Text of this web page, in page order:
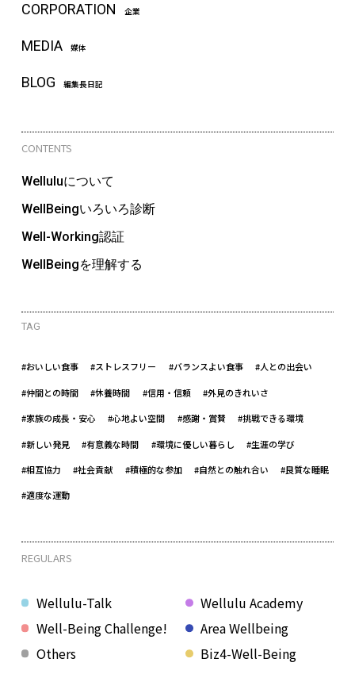
CORPORATION 企業
MEDIA 媒体
BLOG 編集長日記
CONTENTS
Welluluについて
WellBeingいろいろ診断
Well-Working認証
WellBeingを理解する
TAG
#おいしい食事 #ストレスフリー #バランスよい食事 #人との出会い
#仲間との時間 #休養時間 #信用・信頼 #外見のきれいさ
#家族の成長・安心 #心地よい空間 #感謝・賞賛 #挑戦できる環境
#新しい発見 #有意義な時間 #環境に優しい暮らし #生涯の学び
#相互協力 #社会貢献 #積極的な参加 #自然との触れ合い #良質な睡眠
#適度な運動
REGULARS
Wellulu-Talk
Well-Being Challenge!
Biz4-Well-Being
Wellulu Academy
Area Wellbeing
Others